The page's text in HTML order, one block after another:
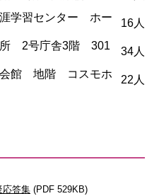
涯学習センター ホー
16人
所 2号庁舎3階 301
34人
会館 地階 コスモホ
22人
応答集 (PDF 529KB)